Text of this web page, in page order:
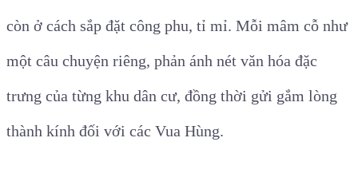
còn ở cách sắp đặt công phu, tỉ mỉ. Mỗi mâm cỗ như
một câu chuyện riêng, phản ánh nét văn hóa đặc
trưng của từng khu dân cư, đồng thời gửi gắm lòng
thành kính đối với các Vua Hùng.